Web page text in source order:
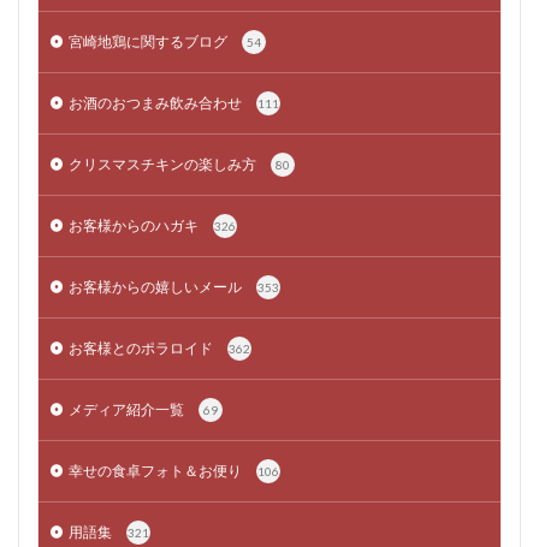
宮崎地鶏に関するブログ 54
お酒のおつまみ飲み合わせ 111
クリスマスチキンの楽しみ方 80
お客様からのハガキ 326
お客様からの嬉しいメール 353
お客様とのポラロイド 362
メディア紹介一覧 69
幸せの食卓フォト＆お便り 106
用語集 321